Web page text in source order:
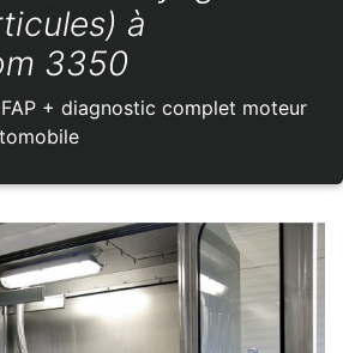
à
3350
+ diagnostic complet moteur